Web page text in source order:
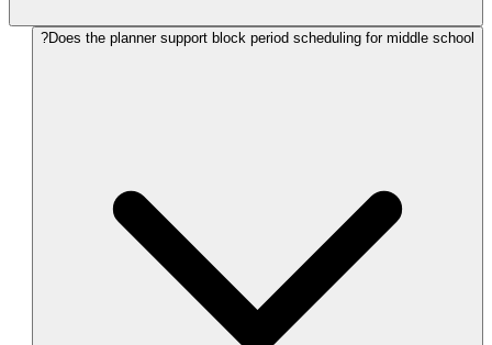
Does the planner support block period scheduling for middle school?